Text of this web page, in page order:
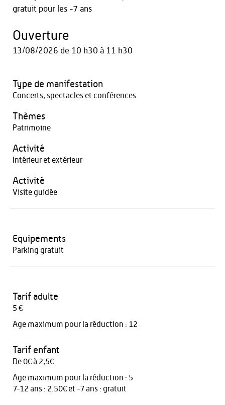
gratuit pour les -7 ans
Ouverture
13/08/2026 de 10 h30 à 11 h30
Type de manifestation
Concerts, spectacles et conférences
Thèmes
Patrimoine
Activité
Intérieur et extérieur
Activité
Visite guidée
Equipements
Parking gratuit
Tarif adulte
5 €
Age maximum pour la réduction : 12
Tarif enfant
De 0€ à 2,5€
Age maximum pour la réduction : 5
7-12 ans : 2.50€ et -7 ans : gratuit